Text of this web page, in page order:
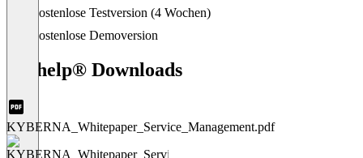
Kostenlose Testversion (4 Wochen)
Kostenlose Demoversion
ky2help® Downloads
KYBERNA_Whitepaper_Service_Management.pdf